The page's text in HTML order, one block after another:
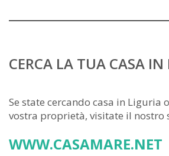
CERCA LA TUA CASA
Se state cercando casa in Liguria
vostra proprietà, visitate il nostro
WWW.CASAMARE.NET